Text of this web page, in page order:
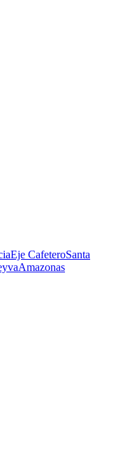
Eje CafeteroSanta
Amazonas